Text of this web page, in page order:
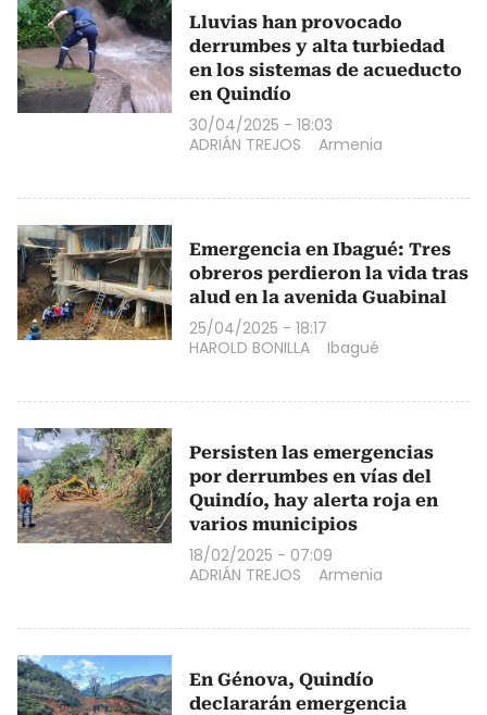
Lluvias han provocado
derrumbes y alta turbiedad
en los sistemas de acueducto
en Quindío
30/04/2025 - 18:03
ADRIÁN TREJOS
Armenia
Emergencia en Ibagué: Tres
obreros perdieron la vida tras
alud en la avenida Guabinal
25/04/2025 - 18:17
HAROLD BONILLA
Ibagué
Persisten las emergencias
por derrumbes en vías del
Quindío, hay alerta roja en
varios municipios
18/02/2025 - 07:09
ADRIÁN TREJOS
Armenia
En Génova, Quindío
declararán emergencia